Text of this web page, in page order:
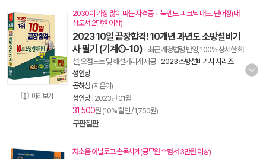
미리보기
2030이 가장 많이 따는 자격증 + 북엔드. 피크닉 매트. 단어장(대
상도서 2만원 이상)
2023 10일 끝장합격! 10개년 과년도 소방설비기
사 필기 (기계①-10) - 최근 개정법령 반영, 100% 상세한 해
설, 요점노트 및 해설가리개 제공- 2023 소방설비기사 시리즈 -
성안당
공하성 (지은이)
성안당| 2023년 01월
31,500원 (10% 할인 / 1,750원)
구판절판
저소음 아날로그 손목시계(공무원 수험서 3만원 이상)